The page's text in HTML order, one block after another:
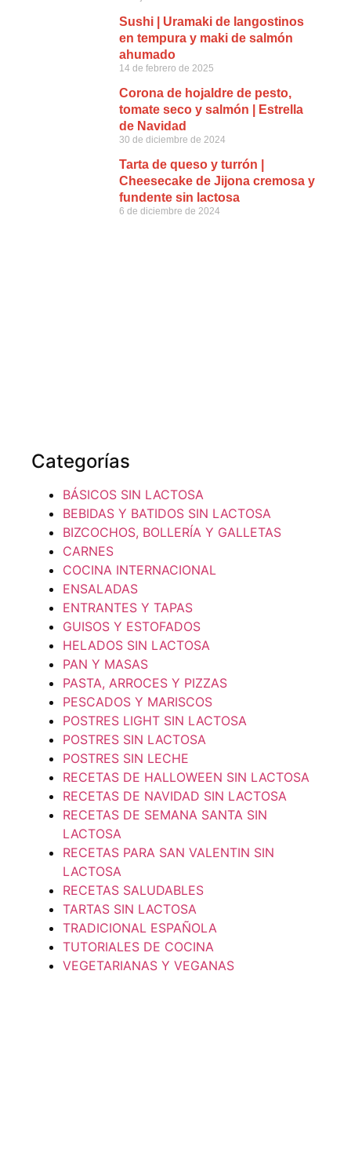
Sushi | Uramaki de langostinos
en tempura y maki de salmón
ahumado
14 de febrero de 2025
Corona de hojaldre de pesto,
tomate seco y salmón | Estrella
de Navidad
30 de diciembre de 2024
Tarta de queso y turrón |
Cheesecake de Jijona cremosa y
fundente sin lactosa
6 de diciembre de 2024
Categorías
BÁSICOS SIN LACTOSA
BEBIDAS Y BATIDOS SIN LACTOSA
BIZCOCHOS, BOLLERÍA Y GALLETAS
CARNES
COCINA INTERNACIONAL
ENSALADAS
ENTRANTES Y TAPAS
GUISOS Y ESTOFADOS
HELADOS SIN LACTOSA
PAN Y MASAS
PASTA, ARROCES Y PIZZAS
PESCADOS Y MARISCOS
POSTRES LIGHT SIN LACTOSA
POSTRES SIN LACTOSA
POSTRES SIN LECHE
RECETAS DE HALLOWEEN SIN LACTOSA
RECETAS DE NAVIDAD SIN LACTOSA
RECETAS DE SEMANA SANTA SIN
LACTOSA
RECETAS PARA SAN VALENTIN SIN
LACTOSA
RECETAS SALUDABLES
TARTAS SIN LACTOSA
TRADICIONAL ESPAÑOLA
TUTORIALES DE COCINA
VEGETARIANAS Y VEGANAS